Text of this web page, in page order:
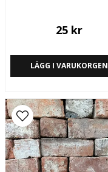
25 kr
LÄGG I VARUKORGEN